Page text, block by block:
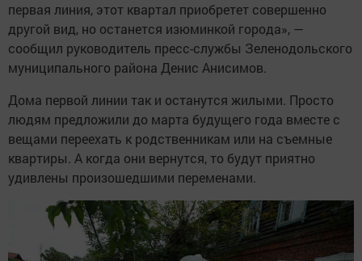
первая линия, этот квартал приобретет совершенно
другой вид, но останется изюминкой города», —
сообщил руководитель пресс-службы Зеленодольского
муниципального района Денис Анисимов.
Дома первой линии так и останутся жилыми. Просто
людям предложили до марта будущего года вместе с
вещами переехать к родственникам или на съемные
квартиры. А когда они вернутся, то будут приятно
удивлены произошедшими переменами.